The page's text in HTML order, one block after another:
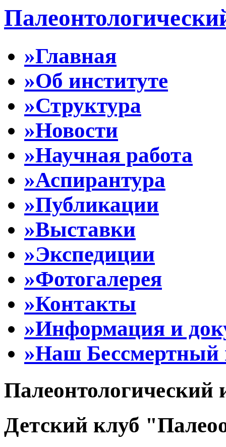
»Главная
»Об институте
»Структура
»Новости
»Научная работа
»Аспирантура
»Публикации
»Выставки
»Экспедиции
»Фотогалерея
»Контакты
»Информация и
»Наш Бессмертный
Палеонтологический
Детский клуб